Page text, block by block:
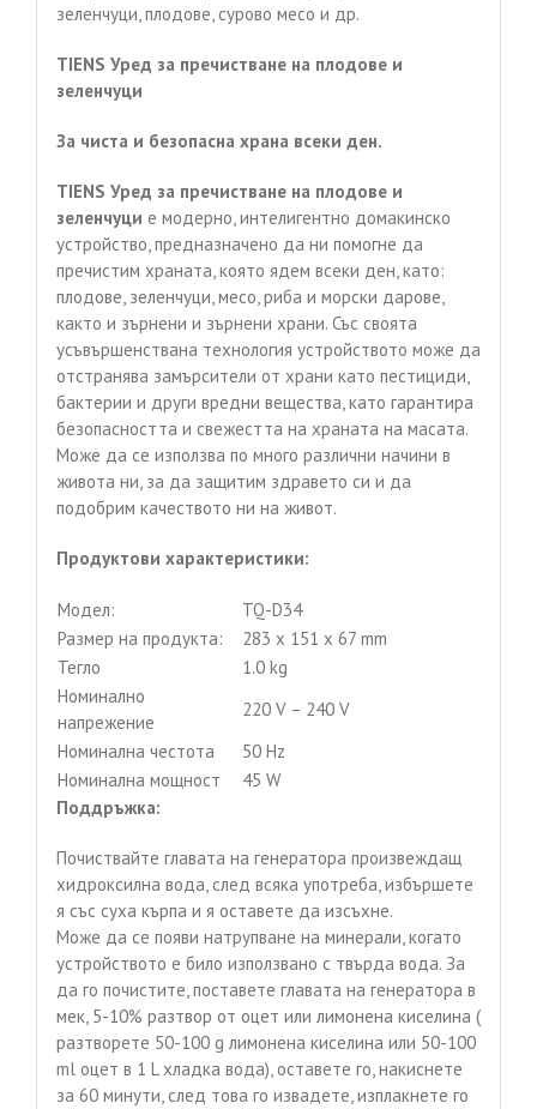
зеленчуци, плодове, сурово месо и др.
TIENS Уред за пречистванена плодове и
зеленчуци
За чиста и безопасна храна всеки ден.
TIENS Уред за пречистване на плодове и
зеленчуци е модерно, интелигентно домакинско
устройство, предназначено да ни помогне да
пречистим храната, която ядем всеки ден, като:
плодове, зеленчуци, месо, риба и морски дарове,
както и зърнени и зърнени храни. Със своята
усъвършенствана технология устройството може да
отстранява замърсители от храни като пестициди,
бактерии и други вредни вещества, като гарантира
безопасността и свежестта на храната на масата.
Може да се използва по много различни начини в
живота ни, за да защитим здравето си и да
подобрим качеството ни на живот.
Продуктови характеристики:
Модел:
TQ-D34
Размер на продукта:
283 x 151 x 67 mm
Тегло
1.0 kg
Номинално
напрежение
220 V – 240 V
Номинална честота
50 Hz
Номинална мощност
45 W
Поддръжка:
Почиствайте главата на генератора произвеждащ
хидроксилна вода, след всяка употреба, избършете
я със суха кърпа и я оставете да изсъхне.
Може да се появи натрупване на минерали, когато
устройството е било използвано с твърда вода. За
да го почистите, поставете главата на генератора в
мек, 5-10% разтвор от оцет или лимонена киселина (
разтворете 50-100 g лимонена киселина или 50-100
ml оцет в 1 L хладка вода), оставете го, накиснете
за 60 минути, след това го извадете, изплакнете го